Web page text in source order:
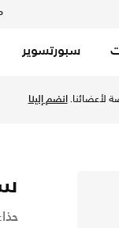
سبورتسوير
لأعضائنا.انضم إلينا